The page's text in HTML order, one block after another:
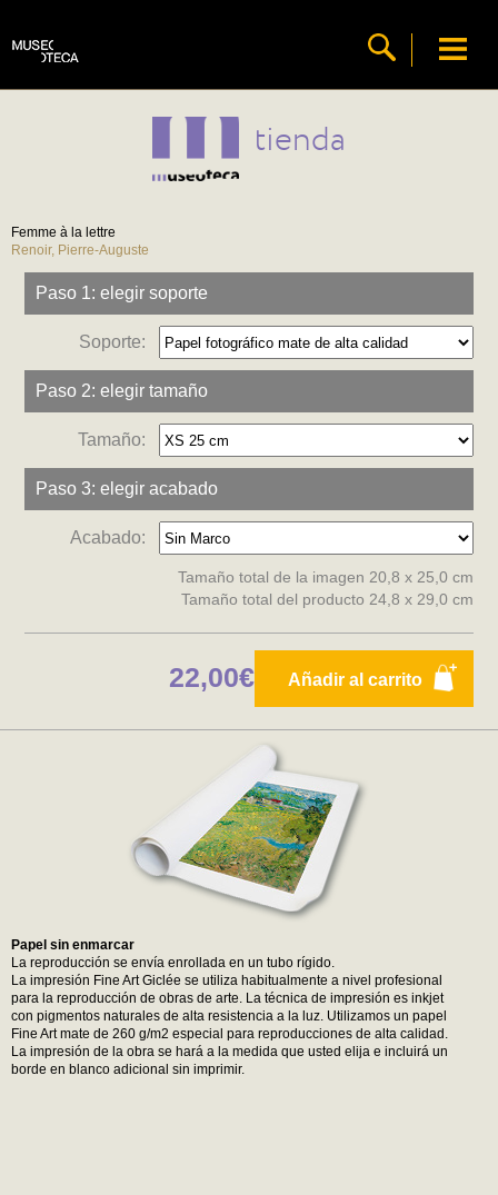
tienda
Femme à la lettre
Renoir, Pierre-Auguste
Paso 1: elegir soporte
Soporte:
Paso 2: elegir tamaño
Tamaño:
Paso 3: elegir acabado
Acabado:
Tamaño total de la imagen 20,8 x 25,0 cm
Tamaño total del producto 24,8 x 29,0 cm
Añadir al carrito
22,00€
Papel sin enmarcar
La reproducción se envía enrollada en un tubo rígido.
La impresión Fine Art Giclée se utiliza habitualmente a nivel profesional
para la reproducción de obras de arte. La técnica de impresión es inkjet
con pigmentos naturales de alta resistencia a la luz. Utilizamos un papel
Fine Art mate de 260 g/m2 especial para reproducciones de alta calidad.
La impresión de la obra se hará a la medida que usted elija e incluirá un
borde en blanco adicional sin imprimir.